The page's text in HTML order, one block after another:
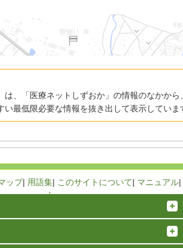
は、「医療ネットしずおか」の情報のなかか
い最低限必要な情報を抜き出して表示していま
ップ| 用語集| このサイトについて| マニュアル|
↑